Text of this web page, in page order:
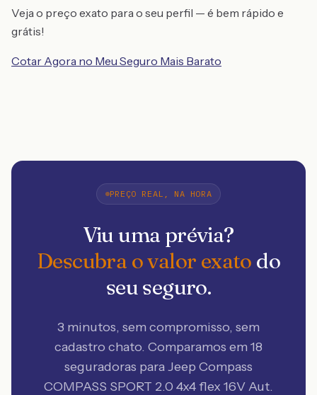
Veja o preço exato para o seu perfil — é bem rápido e
grátis!
Cotar Agora no Meu Seguro Mais Barato
PREÇO REAL, NA HORA
Viu uma prévia?
Descubra o valor exato do
seu seguro.
3 minutos, sem compromisso, sem
cadastro chato. Comparamos em 18
seguradoras para Jeep Compass
COMPASS SPORT 2.0 4x4 flex 16V Aut.